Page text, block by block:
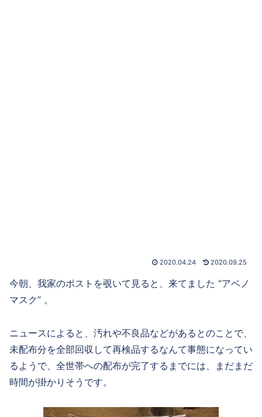
2020.04.24 2020.09.25
今朝、我家のポストを覗いて見ると、来てました “アベノ
マスク” 。
ニュースによると、汚れや不良品などがあるとのことで、
未配布分を全部回収して再検品するなんて事態になってい
るようで、全世帯への配布が完了するまでには、まだまだ
時間が掛かりそうです。